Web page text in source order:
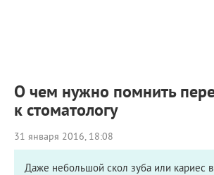
О чем нужно помнить
к стоматологу
31 января 2016, 18:08
Даже небольшой скол зуба или кариес в